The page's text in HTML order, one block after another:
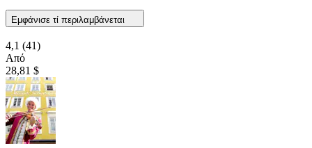
Εμφάνισε τί περιλαμβάνεται
4,1 (41)
Από
28,81 $